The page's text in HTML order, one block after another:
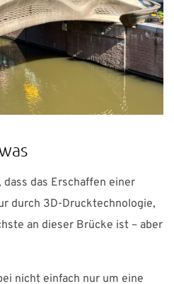
das Erschaffen einer
durch 3D-Drucktechnologie,
an dieser Brücke ist – aber
nicht einfach nur um eine